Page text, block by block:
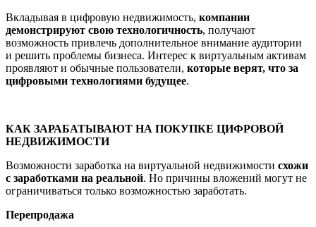
Вкладывая в цифровую недвижимость, компании
демонстрируют свою технологичность, получают
возможность привлечь дополнительное внимание аудитории
и решить проблемы бизнеса. Интерес к виртуальным активам
проявляют и обычные пользователи, которые верят, что за
цифровыми технологиями будущее.
КАК ЗАРАБАТЫВАЮТ НА ПОКУПКЕ ЦИФРОВОЙ
НЕДВИЖИМОСТИ
Возможности заработка на виртуальной недвижимости схожи
с заработками на реальной. Но причины вложений могут не
ограничиваться только возможностью заработать.
Перепродажа